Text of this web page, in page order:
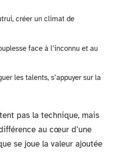
créer un climat de
face à l’inconnu et au
les talents, s’appuyer sur la
pas la technique, mais
au cœur d’une
se joue la valeur ajoutée